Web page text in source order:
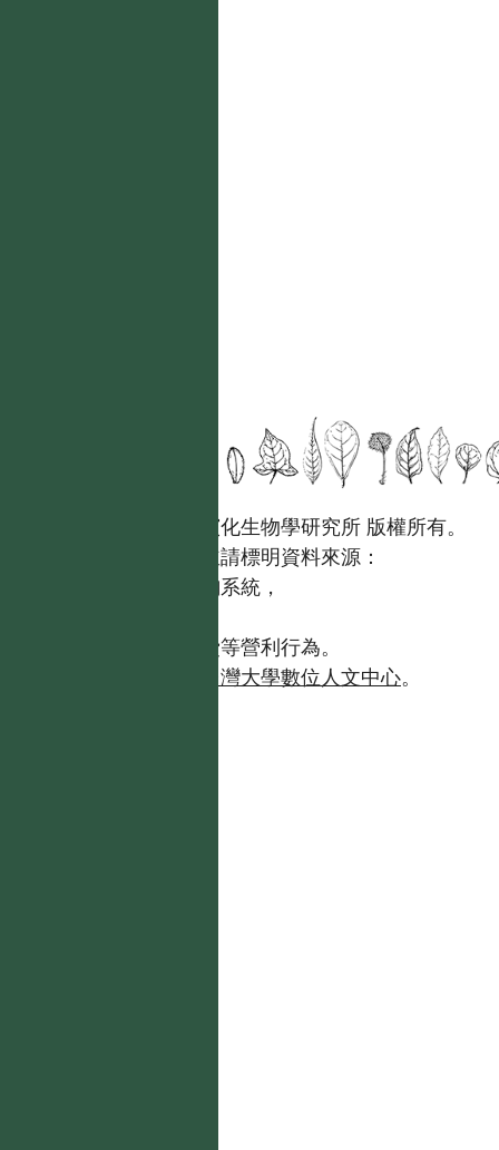
國立台灣大學生態學與演化生物學研究所 版權所有。
歡迎引用本網站資料，並請標明資料來源：
【台灣植物資訊整合查詢系統，
且不得有收取資料查詢費等營利行為。
台灣大學數位人文中心。